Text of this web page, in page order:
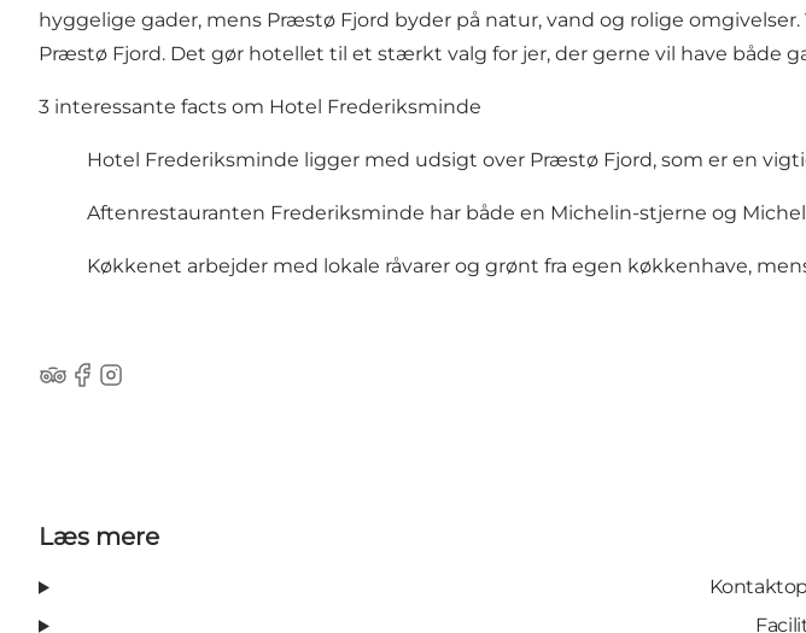
hyggelige gader, mens Præstø Fjord byder på natur, vand og rolige
Præstø Fjord. Det gør hotellet til et stærkt valg for jer, der gerne vil have både
3 interessante facts om Hotel Frederiksminde
Hotel Frederiksminde ligger med udsigt over Præstø Fjord, som er en
Aftenrestauranten Frederiksminde har både en Michelin-stjerne og
Køkkenet arbejder med lokale råvarer og grønt fra egen køkkenhave,
Tripadvisor
Facebook
Instagram
Læs mere